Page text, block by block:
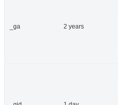
_ga 2 years